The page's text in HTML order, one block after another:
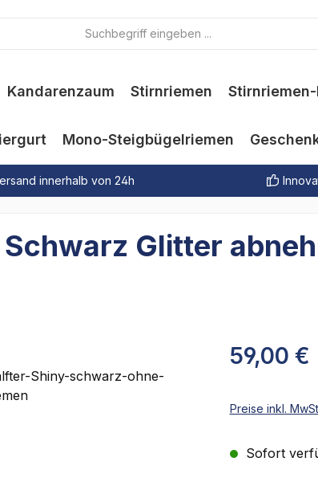
Kandarenzaum Stirnriemen
Mono-Steigbügelriemen
innerhalb von 24h
Glitter
59,00 €
Preise inkl.
Sofort